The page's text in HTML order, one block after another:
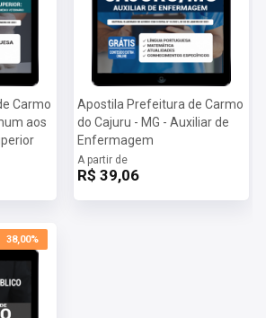
Carmo
aos
Apostila Prefeitura de Carmo
do Cajuru - MG - Auxiliar de
Enfermagem
A partir de
R$ 39,06
38,00%